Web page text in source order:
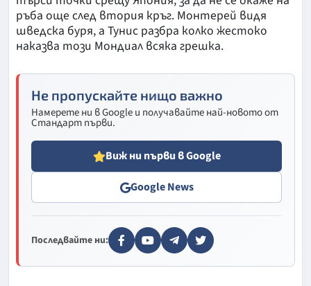
ръба още след втория кръг. Монтерей видя
шведска буря, а Тунис разбра колко жестоко
наказва този Мондиал всяка грешка.
Не пропускайте нищо важно
Намерете ни в Google и получавайте най-новото от
Стандарт първи.
Виж ни първи в Google
Google News
Последвайте ни: